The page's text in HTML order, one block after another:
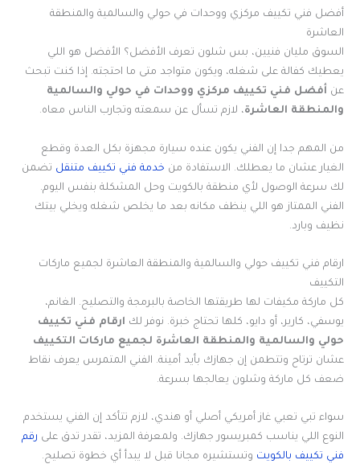
أفضل فني تكييف مركزي ووحدات في حولي والسالمية والمنطقة
العاشرة
السوق مليان فنيين، بس شلون تعرف الأفضل؟ الأفضل هو اللي
يعطيك كفالة على شغله، ويكون متواجد متى ما احتجته. إذا كنت تبحث
عن أفضل فني تكييف مركزي ووحدات في حولي والسالمية
والمنطقة العاشرة، لازم تسأل عن سمعته وتجارب الناس معاه.
من المهم جدا إن الفني يكون عنده سيارة مجهزة بكل العدة وقطع
الغيار عشان ما يعطلك. الاستفادة من خدمة فني تكييف متنقل تضمن
لك سرعة الوصول لأي منطقة بالكويت وحل المشكلة بنفس اليوم.
الفني الممتاز هو اللي ينظف مكانه بعد ما يخلص شغله ويخلي بيتك
نظيف وبارد.
ارقام فني تكييف حولي والسالمية والمنطقة العاشرة لجميع ماركات
التكييف
كل ماركة مكيفات لها طريقتها الخاصة بالبرمجة والتصليح. الغانم،
يوسفي، كارير، أو دايو، كلها تحتاج خبرة. نوفر لك ارقام فني تكييف
حولي والسالمية والمنطقة العاشرة لجميع ماركات التكييف
عشان ترتاح وتتطمن إن جهازك بأيد أمينة. الفني المتمرس يعرف نقاط
ضعف كل ماركة وشلون يعالجها بسرعة.
سواء تبي تعبي غاز أمريكي أصلي أو هندي، لازم تتأكد إن الفني يستخدم
النوع اللي يناسب كمبريسور جهازك. ولمعرفة المزيد، تقدر تدق على رقم
فني تكييف بالكويت وتستشيره مجانا قبل لا يبدأ أي خطوة تصليح.